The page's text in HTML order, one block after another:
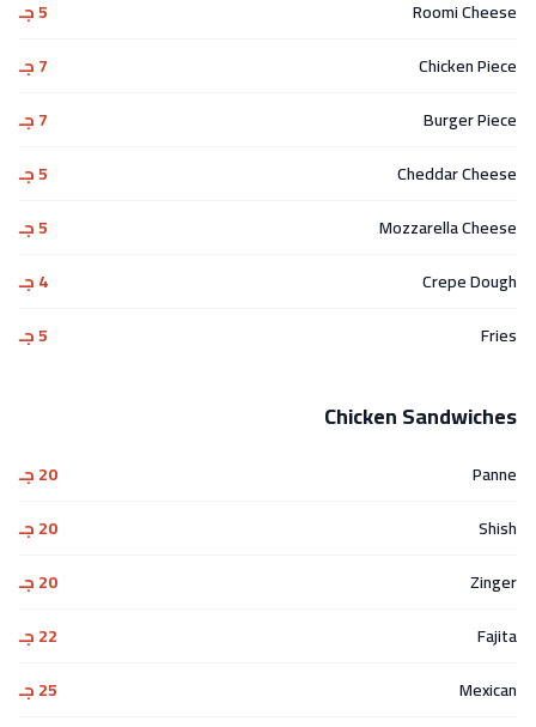
Roomi Cheese
5 جـ
Chicken Piece
7 جـ
Burger Piece
7 جـ
Cheddar Cheese
5 جـ
Mozzarella Cheese
5 جـ
Crepe Dough
4 جـ
Fries
5 جـ
Chicken Sandwiches
Panne
20 جـ
Shish
20 جـ
Zinger
20 جـ
Fajita
22 جـ
Mexican
25 جـ